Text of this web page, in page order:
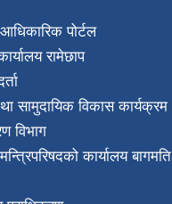
पोर्टल
रामेछाप
सामुदायिक विकास कार्यक्रम
विभाग
कार्यालय बागमति